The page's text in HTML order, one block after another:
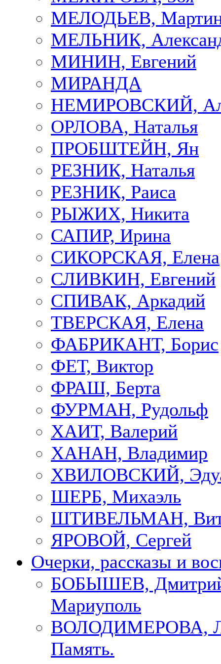
МЕЛОДЬЕВ,
МЕЛЬНИК,
МИНИН, Евгений
МИРАНДА
НЕМИРОВСКИЙ,
ОРЛОВА, Наталья
ПРОБШТЕЙН, Ян
РЕЗНИК, Наталья
РЕЗНИК, Раиса
РЫЖИХ, Никита
САПИР, Ирина
СИКОРСКАЯ, Елена
СЛИВКИН, Евгений
СПИВАК, Аркадий
ТВЕРСКАЯ, Елена
ФАБРИКАНТ, Борис
ФЕТ, Виктор
ФРАШ, Берта
ФУРМАН, Рудольф
ХАИТ, Валерий
ХАНАН, Владимир
ХВИЛОВСКИЙ,
ШЕРБ, Михаэль
ШТИВЕЛЬМАН,
ЯРОВОЙ, Сергей
Очерки, рассказы и
БОБЫШЕВ,
Мариуполь
ВОЛОДИМЕРОВА,
Память.